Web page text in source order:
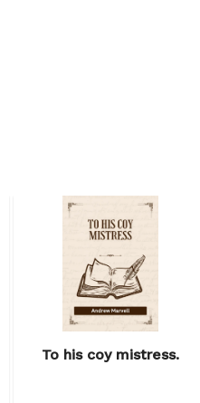
To his coy mistress.